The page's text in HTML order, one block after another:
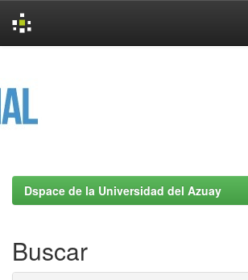
Dspace de la Universidad del Azuay
Buscar